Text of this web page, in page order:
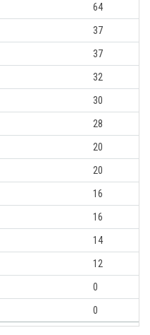
64
37
37
32
30
28
20
20
16
16
14
12
0
0